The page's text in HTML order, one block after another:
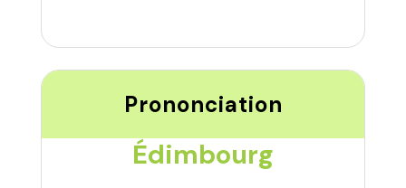
Prononciation
Édimbourg